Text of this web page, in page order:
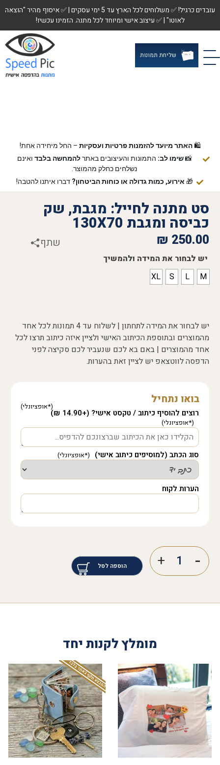
עובדים כרגיל! ✅ משלוחים לכל הארץ עד 5 ימי עסקים | ✅ איסוף מהיר "הוצאה
לאוטו" | ✅ עיצוב אישי ומיוחד לכל מתנה. הזמינו עכשיו!
שליחת תמונות
🛍️האתר מיועד להזמנות פרטיות ועסקיות – החל מיחידה אחת!
📸שימו לב: התמונות והעיצובים באתרלהמחשה בלבד ואינם
נשלחים כחלק מהמוצר.
🎁 אירוע, כמות גדולה או כוחות הביטחון? דברו איתנו להטבה!
סט מתנה לחייל: מגבת, שק
כביסה ומגבת 130X70
250.00
₪ שתף
יש לבחור את המידה ולהמשיך
M
L
S
XL
יש לבחור את המידה לתחתון | לשלוח עד 4 תמונות לכל אחד
מהמוצרים ובתוספת הכיתוב האישי ולציין איזה כיתוב תרצו לכל
אחד מהמוצרים | באם בא לכם שנעביר לכם סקיצה לפני
הדפסה לווטצאפ יש לציין זאת בהערות.
בואו נתחיל
רוצים להוסיף כיתוב / טקסט אישי? (+14.90 ₪)
סוג הכתב (למוסיפים כיתוב אישי)
הערות לקוח
הוספה לסל
מומלץ לקנות יחד
המבצע תקף באתר בלבד